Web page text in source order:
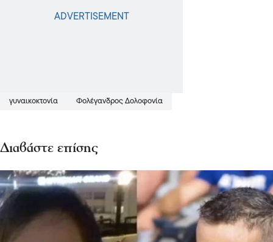
γυναικοκτονία Φολέγανδρος Δολοφονία
Διαβάστε επίσης